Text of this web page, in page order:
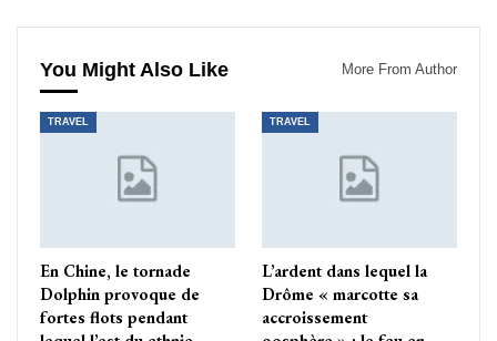
You Might Also Like More From Author
TRAVEL
En Chine, le tornade
Dolphin provoque de
fortes flots pendant
TRAVEL
L’ardent dans lequel la
Drôme « marcotte sa
accroissement